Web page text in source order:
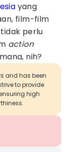
yang
film-film
perlu
action
nih?
and has been
to provide
high